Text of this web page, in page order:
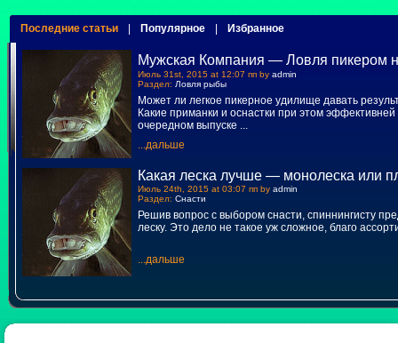
Последние статьи Популярное Избранное
Мужская Компания — Ловля пикером
Июль 31st, 2015 at 12:07 пп by admin
Раздел: Ловля рыбы
Может ли легкое пикерное удилище давать
Какие приманки и оснастки при этом эффективней
очередном выпуске ...
...дальше
Какая леска лучше — монолеска или
Июль 24th, 2015 at 03:07 пп by admin
Раздел: Снасти
Решив вопрос с выбором снасти, спиннингисту
леску. Это дело не такое уж сложное, благо
...дальше